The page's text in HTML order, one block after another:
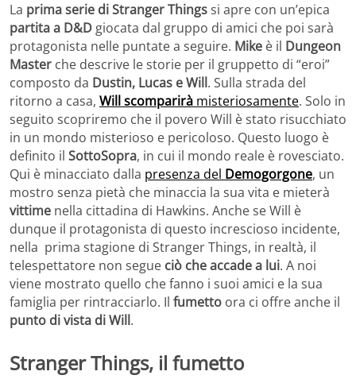
La prima serie di Stranger Thingssi apre con un’epica
partita a D&D giocata dal gruppo di amici che poi sarà
protagonista nelle puntate a seguire. Mike è il Dungeon
Master che descrive le storie per il gruppetto di “eroi”
composto da Dustin, Lucas e Will. Sulla strada del
ritorno a casa, Will scomparirà misteriosamente. Solo in
seguito scopriremo che il povero Will è stato risucchiato
in un mondo misterioso e pericoloso. Questo luogo è
definito il SottoSopra, in cui il mondo reale è rovesciato.
Qui è minacciato dalla presenza del Demogorgone, un
mostro senza pietà che minaccia la sua vita e mieterà
vittime nella cittadina di Hawkins. Anche se Will è
dunque il protagonista di questo increscioso incidente,
nella prima stagione di Stranger Things, in realtà, il
telespettatore non segue ciò che accade a lui. A noi
viene mostrato quello che fanno i suoi amici e la sua
famiglia per rintracciarlo. Il fumetto ora ci offre anche il
punto di vista di Will.
Stranger Things, il fumetto